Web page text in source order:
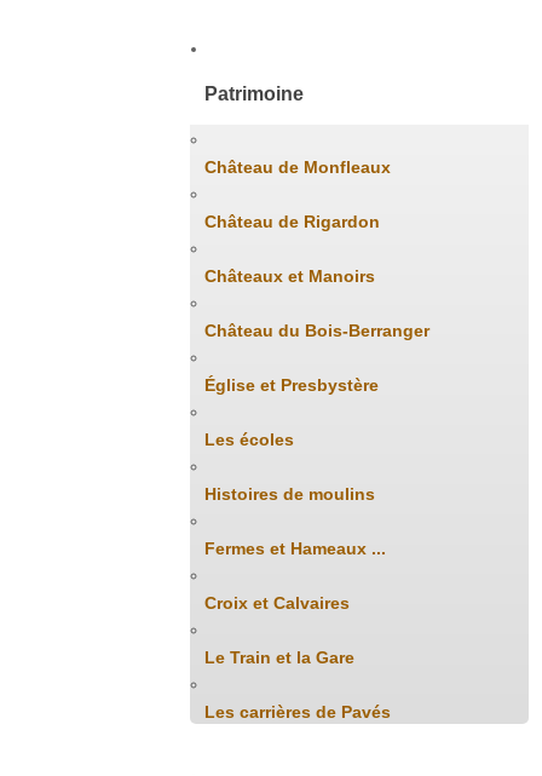
Patrimoine
Château de Monfleaux
Château de Rigardon
Châteaux et Manoirs
Château du Bois-Berranger
Église et Presbystère
Les écoles
Histoires de moulins
Fermes et Hameaux ...
Croix et Calvaires
Le Train et la Gare
Les carrières de Pavés